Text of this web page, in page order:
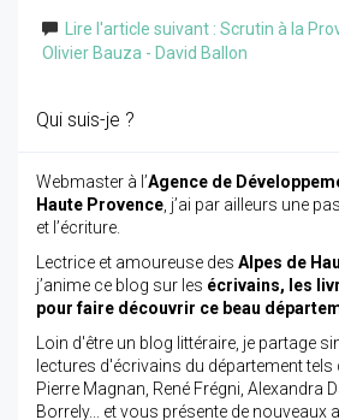
Lire l'article suivant : Scrutin à la
Olivier Bauza - David Ballon
Qui suis-je ?
Webmaster à l’Agence de
Haute Provence , j’ai par ailleurs une
et l’écriture.
Lectrice et amoureuse des Alpes de
j’anime ce blog sur les écrivains, les
pour faire découvrir ce beau
Loin d'être un blog littéraire, je partage
lectures d'écrivains du département tels
Pierre Magnan, René Frégni, Alexandra
Borrely... et vous présente de nouveaux